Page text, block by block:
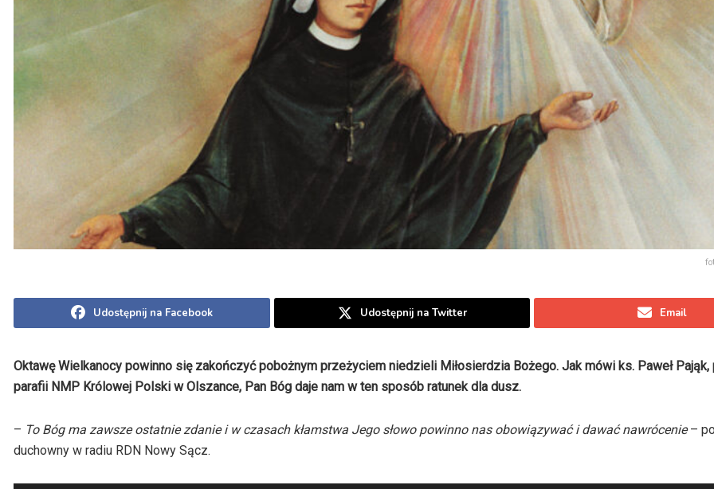
Udostępnij na Facebook Udostępnij na Twitter Email
Oktawę Wielkanocy powinno się zakończyć pobożnym przeżyciem niedzieli Miłosierdzia Bożego. Jak mówi ks. Paweł
parafii NMP Królowej Polski w Olszance, Pan Bóg daje nam w ten sposób ratunek dla dusz.
– To Bóg ma zawsze ostatnie zdanie i w czasach kłamstwa Jego słowo powinno nas obowiązywać i dawać nawrócenie–
duchowny w radiu RDN Nowy Sącz.